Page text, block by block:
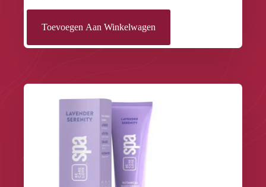
Toevoegen Aan Winkelwagen